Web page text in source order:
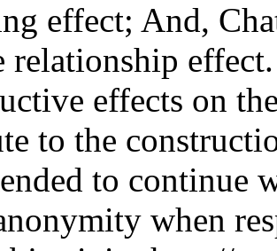
effect; And,
relationship
effects on
to the
to continue
when